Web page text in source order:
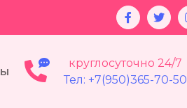
круглосуточно 24/7
Тел: +7(950)365-70-50